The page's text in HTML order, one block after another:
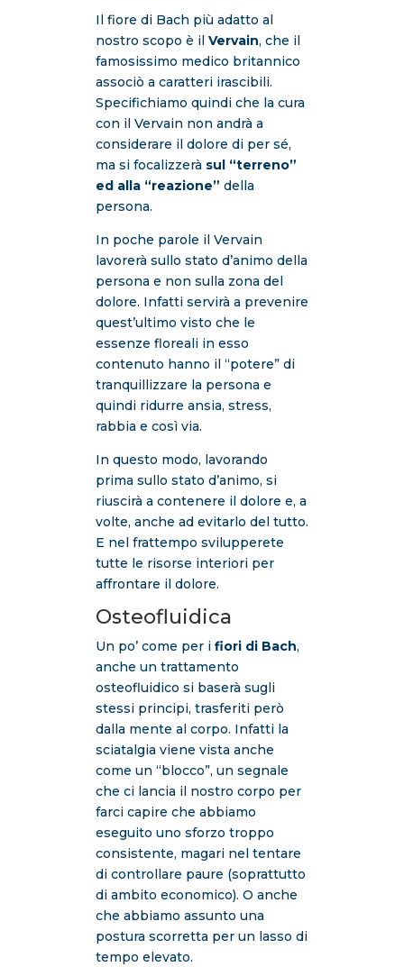
Il fiore di Bach più adatto al
nostro scopo è il Vervain, che il
famosissimo medico britannico
associò a caratteri irascibili.
Specifichiamo quindi che la cura
con il Vervain non andrà a
considerare il dolore di per sé,
ma si focalizzerà sul “terreno”
ed alla “reazione” della
persona.
In poche parole il Vervain
lavorerà sullo stato d’animo della
persona e non sulla zona del
dolore. Infatti servirà a prevenire
quest’ultimo visto che le
essenze floreali in esso
contenuto hanno il “potere” di
tranquillizzare la persona e
quindi ridurre ansia, stress,
rabbia e così via.
In questo modo, lavorando
prima sullo stato d’animo, si
riuscirà a contenere il dolore e, a
volte, anche ad evitarlo del tutto.
E nel frattempo svilupperete
tutte le risorse interiori per
affrontare il dolore.
Osteofluidica
Un po’ come per i fiori di Bach,
anche un trattamento
osteofluidico si baserà sugli
stessi principi, trasferiti però
dalla mente al corpo. Infatti la
sciatalgia viene vista anche
come un “blocco”, un segnale
che ci lancia il nostro corpo per
farci capire che abbiamo
eseguito uno sforzo troppo
consistente, magari nel tentare
di controllare paure (soprattutto
di ambito economico). O anche
che abbiamo assunto una
postura scorretta per un lasso di
tempo elevato.